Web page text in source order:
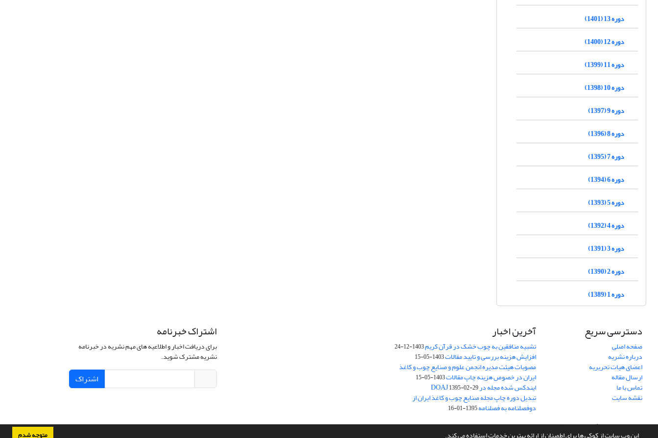
متوجه شدم
دوره 13 (1401)
دوره 12 (1400)
دوره 11 (1399)
دوره 10 (1398)
دوره 9 (1397)
دوره 8 (1396)
دوره 7 (1395)
دوره 6 (1394)
دوره 5 (1393)
دوره 4 (1392)
دوره 3 (1391)
دوره 2 (1390)
دوره 1 (1389)
دسترسی سریع
صفحه اصلی
درباره نشریه
اعضای هیات تحریریه
ارسال مقاله
تماس با ما
نقشه سایت
آخرین اخبار
تشبیه منافقین به چوب خشک در قرآن کریم1403-12-24
افزایش هزینه بررسی و تایید مقالات1403-05-15
مصوبات هیئت مدیره انجمن علوم و صنایع چوب و کاغذ
ایران در خصوص هزینه چاپ مقالات1403-05-15
ایندکس شده مجله در DOAJ1395-02-29
تبدیل دوره چاپ مجله صنایع چوب و کاغذ ایران از
دوفصلنامه به فصلنامه1395-01-16
اشتراک خبرنامه
برای دریافت اخبار و اطلاعیه های مهم نشریه در خبرنامه
نشریه مشترک شوید.
اشتراک
سامانه مدیریت نشریات علمی.طراحی و پیاده سازی ازسیناوب